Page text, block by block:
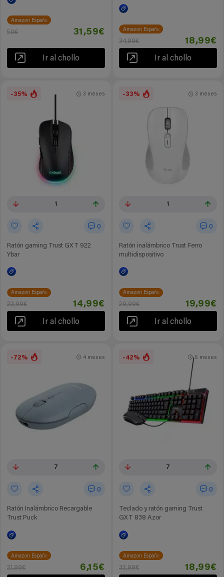
Amazon España
50€ 31,59€
Ir al chollo
Amazon España
34,99€ 18,99€
Ir al chollo
-35%
1
0
Ratón gaming Trust GXT 922
Ybar
3 meses
Amazon España
22,99€ 14,99€
Ir al chollo
-33%
1
0
Ratón inalámbrico Trust Ferro
multidispositivo
3 meses
Amazon España
29,99€ 19,99€
Ir al chollo
-72%
7
0
Ratón Inalámbrico Recargable
Trust Puck
4 meses
Amazon España
21,99€ 6,15€
-42%
7
0
Teclado y ratón gaming Trust
GXT 838 Azor
5 meses
Amazon España
32,99€ 18,99€